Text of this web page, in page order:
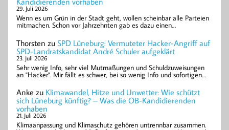
29. Juli 2026
Wenn es um Grün in der Stadt geht, wollen scheinbar alle Parteien
mitmachen. Schon vor Jahrzehnten gab es dazu einen…
Thorsten zu SPD Lüneburg: Vermuteter Hacker-Angriff auf
SPD-Landratskandidat André Schuler aufgeklärt
23. Juli 2026
Sehr wenig Info, sehr viel Mutmaßungen und Schuldzuweisungen
an "Hacker". Mir fällt es schwer, bei so wenig Info und sofortigen…
Anke zu Klimawandel, Hitze und Unwetter: Wie schützt
sich Lüneburg künftig? – Was die OB-Kandidierenden
vorhaben
21. Juli 2026
Klimaanpassung und Klimaschutz gehören untrennbar zusammen.